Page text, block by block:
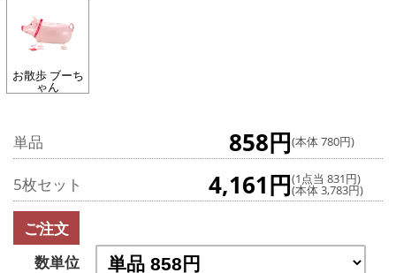
お散歩 ブーち
ゃん
単品 858円(本体 780円)
5枚セット 4,161円(1点当 831円)
(本体 3,783円)
ご注文
数単位